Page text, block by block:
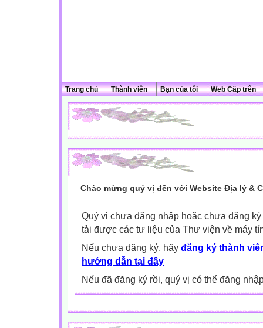
Trang chủ Thành viên Bạn của tôi Web Cấp trên
Chào mừng quý vị đến với Website Địa lý &
Quý vị chưa đăng nhập hoặc chưa đăng
tải được các tư liệu của Thư viện về máy
Nếu chưa đăng ký, hãy đăng ký thành
hướng dẫn tại đây
Nếu đã đăng ký rồi, quý vị có thể đăng